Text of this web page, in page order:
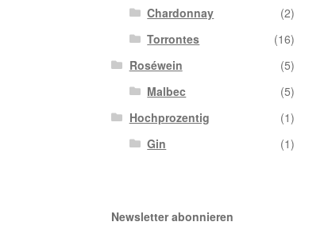
Chardonnay
(2)
Torrontes
(16)
Roséwein
(5)
Malbec
(5)
Hochprozentig
(1)
Gin
(1)
Newsletter abonnieren